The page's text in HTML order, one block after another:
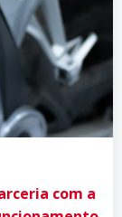
com a